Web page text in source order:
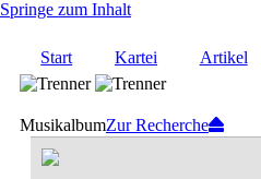
Springe zum Inhalt
Start Kartei Artikel
MusikalbumZur Recherche